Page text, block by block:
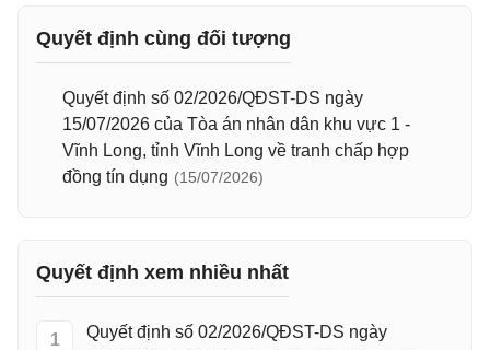
Quyết định cùng đối tượng
Quyết định số 02/2026/QĐST-DS ngày
15/07/2026 của Tòa án nhân dân khu vực 1 -
Vĩnh Long, tỉnh Vĩnh Long về tranh chấp hợp
đồng tín dụng (15/07/2026)
Quyết định xem nhiều nhất
1
Quyết định số 02/2026/QĐST-DS ngày